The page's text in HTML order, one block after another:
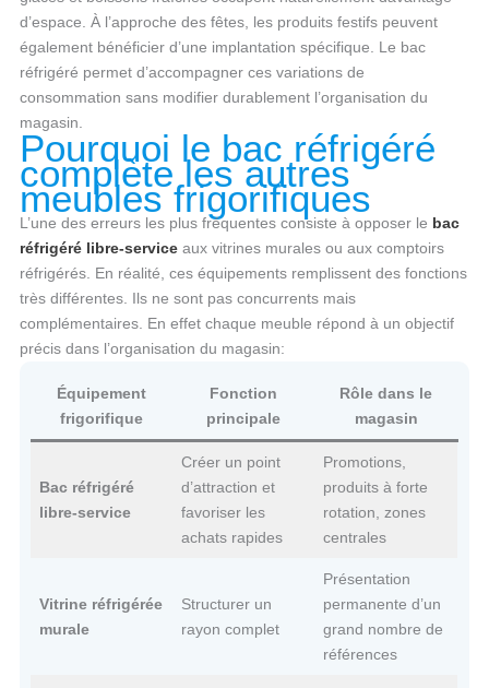
d’espace. À l’approche des fêtes, les produits festifs peuvent
également bénéficier d’une implantation spécifique. Le bac
réfrigéré permet d’accompagner ces variations de
consommation sans modifier durablement l’organisation du
magasin.
Pourquoi le bac réfrigéré
complète les autres
meubles frigorifiques
L’une des erreurs les plus fréquentes consiste à opposer le bac
réfrigéré libre-service aux vitrines murales ou aux comptoirs
réfrigérés. En réalité, ces équipements remplissent des fonctions
très différentes. Ils ne sont pas concurrents mais
complémentaires. En effet chaque meuble répond à un objectif
précis dans l’organisation du magasin:
Équipement
frigorifique
Fonction
principale
Rôle dans le
magasin
Bac réfrigéré
libre-service
Créer un point
d’attraction et
favoriser les
achats rapides
Promotions,
produits à forte
rotation, zones
centrales
Vitrine réfrigérée
murale
Structurer un
rayon complet
Présentation
permanente d’un
grand nombre de
références